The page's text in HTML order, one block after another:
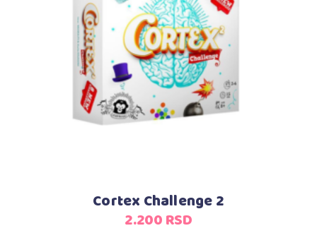
Dodaj u korpu
Cortex Challenge 2
2.200RSD